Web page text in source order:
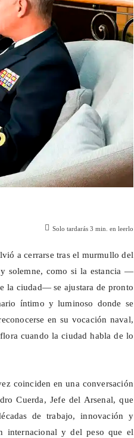
Solo tardarás3 min. en leerlo
a cerrarse tras el murmullo del
solemne, como si la estancia —
la ciudad— se ajustara de pronto
íntimo y luminoso donde se
en su vocación naval,
cuando la ciudad habla de lo
coinciden en una conversación
Cuerda, Jefe del Arsenal, que
de trabajo, innovación y
internacional y del peso que el